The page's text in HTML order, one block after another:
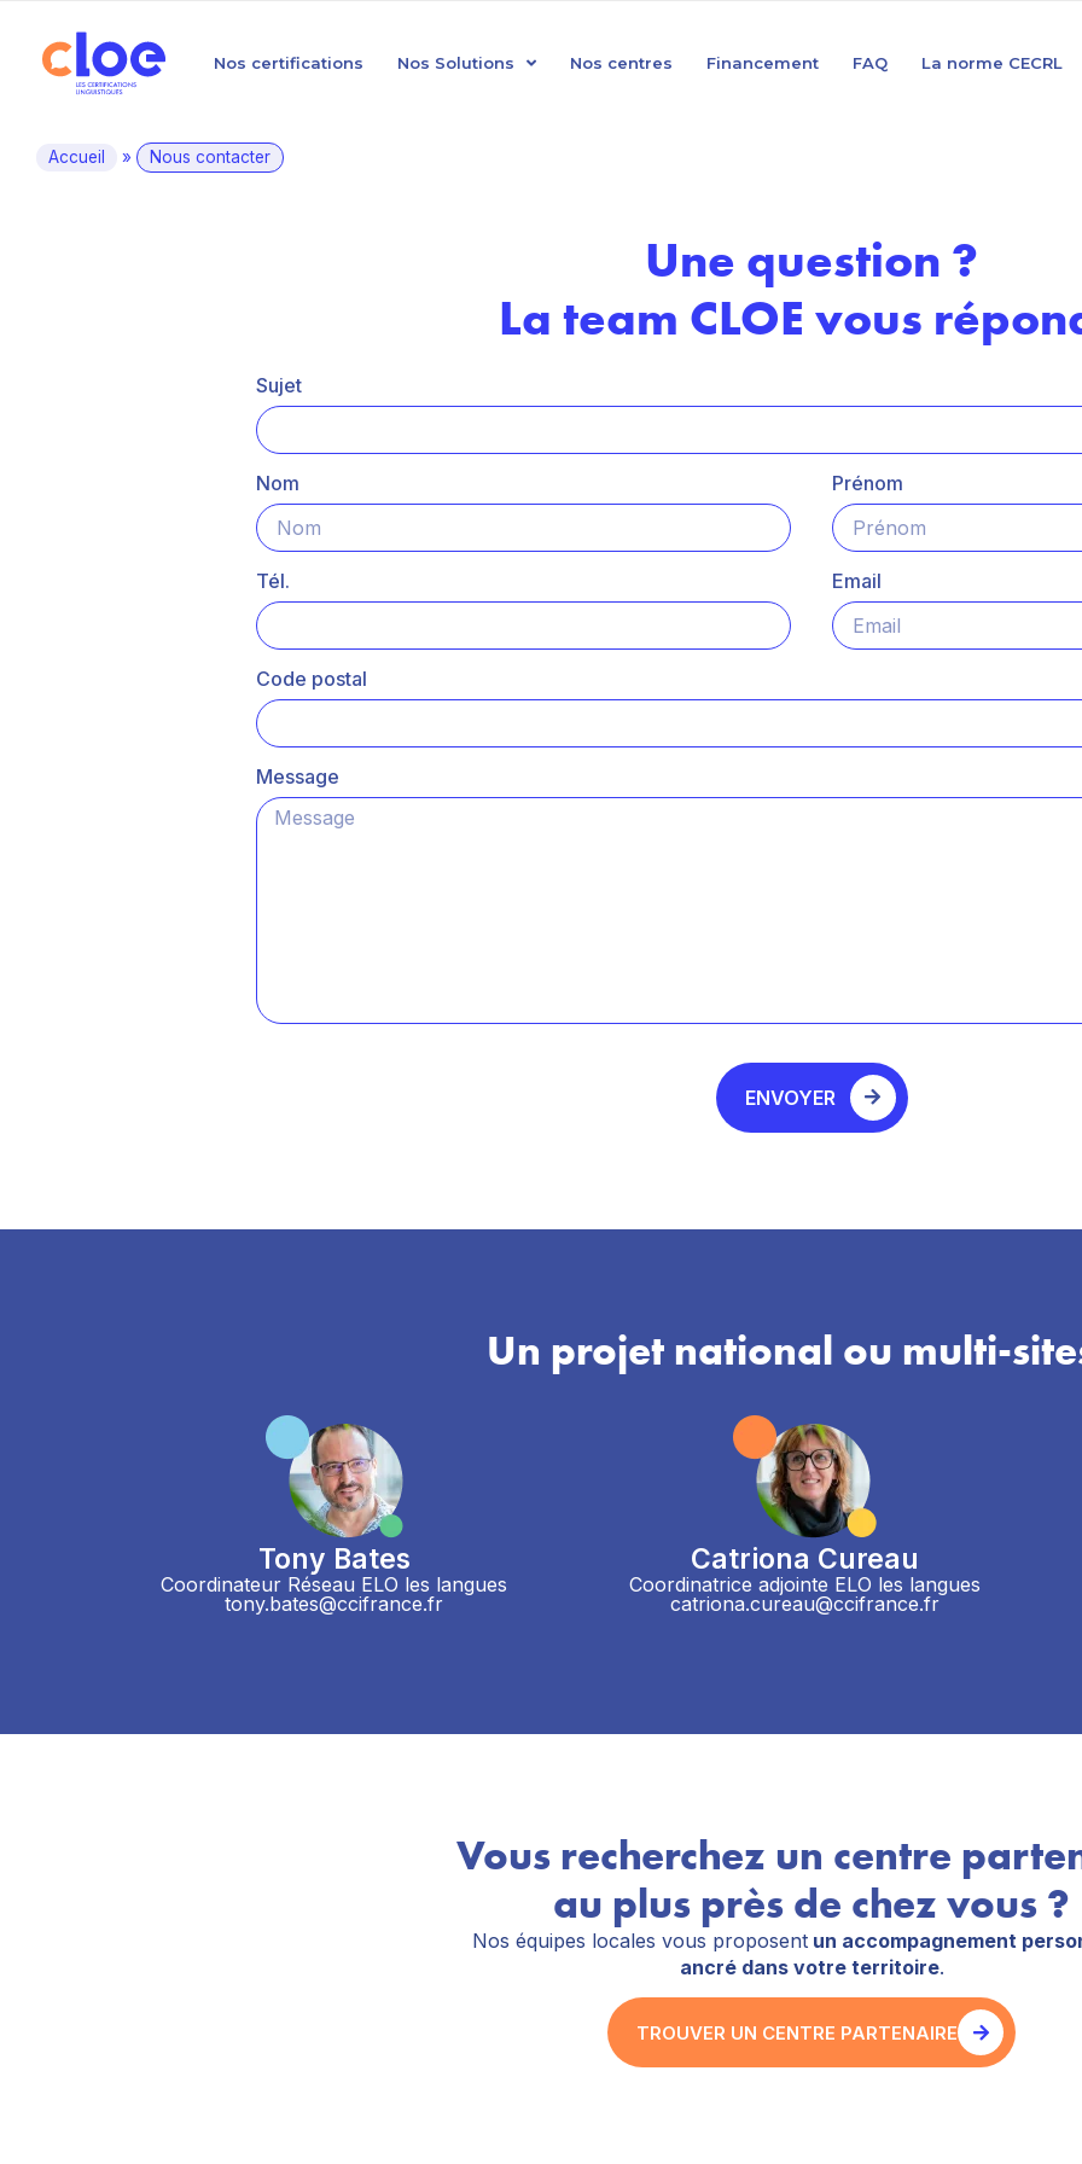
Nos certifications Nos Solutions Nos centres Financement FAQ La norme CECRL
Accueil » Nous contacter
Une question ?
La team CLOE vous
Sujet
Nom Prénom
Tél. Email
Code postal
Message
ENVOYER
Un projet national ou multi-
Tony Bates
Coordinateur Réseau ELO les langues
tony.bates@ccifrance.fr
Catriona Cureau
Coordinatrice adjointe ELO les langues
catriona.cureau@ccifrance.fr
Vous recherchez un centre
au plus près de chez vous ?
Nos équipes locales vous proposentun accompagnement
ancré dans votre territoire.
TROUVER UN CENTRE PARTENAIRE